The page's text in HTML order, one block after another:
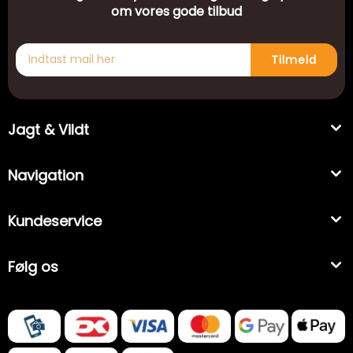
om vores gode tilbud
Tilmeld
Jagt & Vildt
Navigation
Kundeservice
Følg os